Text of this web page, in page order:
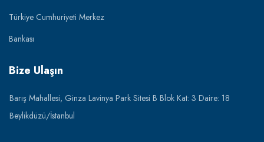
Türkiye Cumhuriyeti Merkez
Bankası
Bize Ulaşın
Barış Mahallesi, Ginza Lavinya Park Sitesi B Blok Kat: 3 Daire: 18
Beylikdüzü/İstanbul